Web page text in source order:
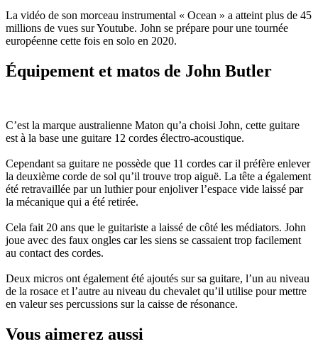
La vidéo de son morceau instrumental « Ocean » a atteint plus de 45
millions de vues sur Youtube. John se prépare pour une tournée
européenne cette fois en solo en 2020.
Équipement et matos de John Butler
C’est la marque australienne Maton qu’a choisi John, cette guitare
est à la base une guitare 12 cordes électro-acoustique.
Cependant sa guitare ne possède que 11 cordes car il préfère enlever
la deuxième corde de sol qu’il trouve trop aiguë. La tête a également
été retravaillée par un luthier pour enjoliver l’espace vide laissé par
la mécanique qui a été retirée.
Cela fait 20 ans que le guitariste a laissé de côté les médiators. John
joue avec des faux ongles car les siens se cassaient trop facilement
au contact des cordes.
Deux micros ont également été ajoutés sur sa guitare, l’un au niveau
de la rosace et l’autre au niveau du chevalet qu’il utilise pour mettre
en valeur ses percussions sur la caisse de résonance.
Vous aimerez aussi